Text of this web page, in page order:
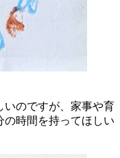
いのですが、家事や育
の時間を持ってほしい